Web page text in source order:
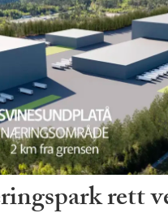
rett